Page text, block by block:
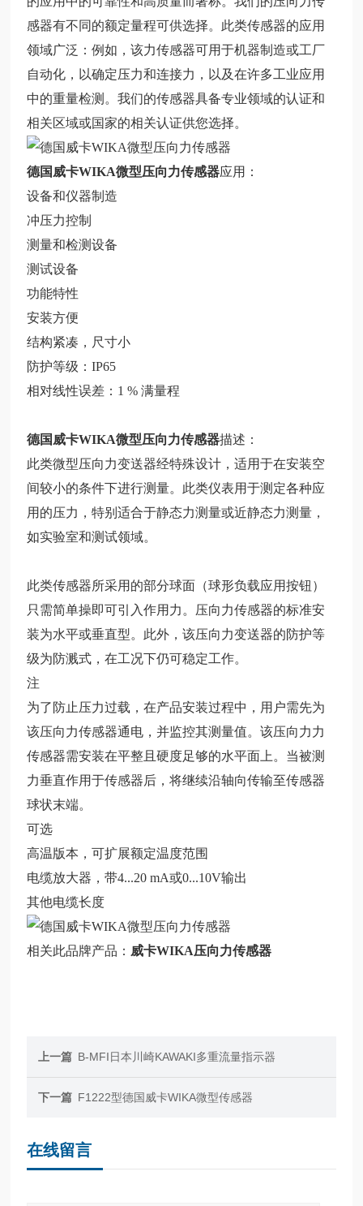
感器有不同的额定量程可供选择。此类传感器的应用
领域广泛：例如，该力传感器可用于机器制造或工厂
自动化，以确定压力和连接力，以及在许多工业应用
中的重量检测。我们的传感器具备专业领域的认证和
相关区域或国家的相关认证供您选择。
德国威卡WIKA微型压向力传感器应用：
设备和仪器制造
冲压力控制
测量和检测设备
测试设备
功能特性
安装方便
结构紧凑，尺寸小
防护等级：IP65
相对线性误差：1 % 满量程
德国威卡WIKA微型压向力传感器描述：
此类微型压向力变送器经特殊设计，适用于在安装空
间较小的条件下进行测量。此类仪表用于测定各种应
用的压力，特别适合于静态力测量或近静态力测量，
如实验室和测试领域。
此类传感器所采用的部分球面（球形负载应用按钮）
只需简单操即可引入作用力。压向力传感器的标准安
装为水平或垂直型。此外，该压向力变送器的防护等
级为防溅式，在工况下仍可稳定工作。
注
为了防止压力过载，在产品安装过程中，用户需先为
该压向力传感器通电，并监控其测量值。该压向力力
传感器需安装在平整且硬度足够的水平面上。当被测
力垂直作用于传感器后，将继续沿轴向传输至传感器
球状末端。
可选
高温版本，可扩展额定温度范围
电缆放大器，带4...20 mA或0...10V输出
其他电缆长度
相关此品牌产品： 威卡WIKA压向力传感器
上一篇 B-MFI日本川崎KAWAKI多重流量指示器
下一篇 F1222型德国威卡WIKA微型传感器
在线留言